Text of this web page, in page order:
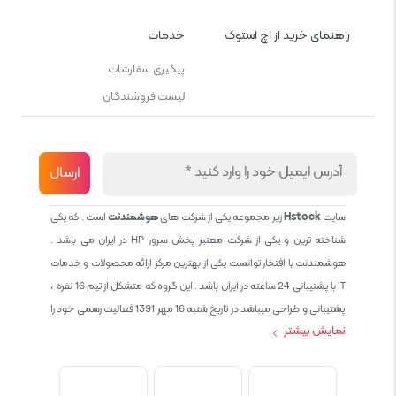
راهنمای خرید از اچ استوک خدمات
پیگیری سفارشات
لیست فروشندگان
سایتHstockزیر مجموعه یکی از شرکت هایهوشمندنتاست . که یکی
شناخته ترین و یکی از شرکت معتبر پخش سرور HP در ایران می باشد .
هوشمندنت با افتخار توانست یکی از بهترین مرکز ارائه محصولات و خدمات
IT با پشتیبانی 24 ساعته در ایران باشد . این گروه که متشکل از تیم 16 نفره ،
پشتیبانی و طراحی میباشد در تاریخ شنبه 16 مهر 1391 فعالیت رسمی خود را
نمایش بیشتر